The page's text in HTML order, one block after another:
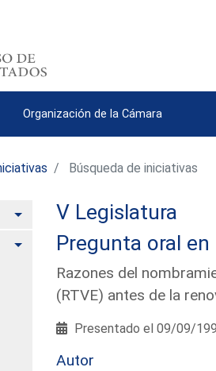
Organización de la Cámara
Búsqueda de iniciativas
Alternar
Alternar
V Legislatura
Pregunta oral en
Razones del
(RTVE) antes de la
Presentado el 09/09/
Autor